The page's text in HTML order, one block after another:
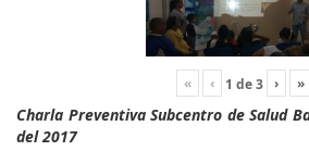
« ‹ 1 de3 › »
Charla Preventiva Subcentro de Salud
del 2017